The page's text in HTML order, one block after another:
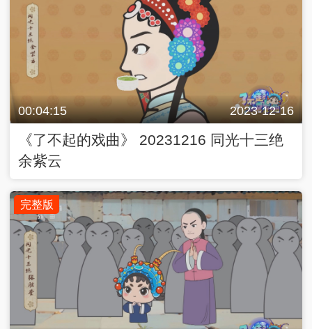
00:04:15 2023-12-16
《了不起的戏曲》 20231216 同光十三绝
余紫云
完整版